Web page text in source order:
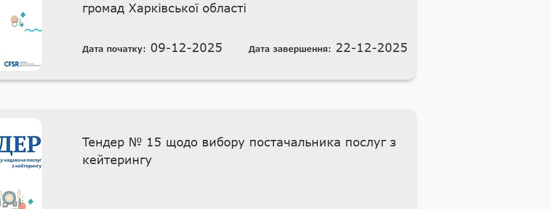
громад Харківської області
Дата початку: 09-12-2025 Дата завершення: 22-12-2025
Тендер № 15 щодо вибору постачальника послуг з
кейтерингу